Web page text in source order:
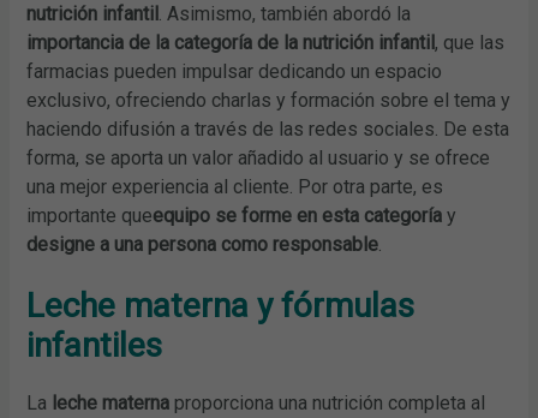
nutrición infantil . Asimismo, también abordó la
importancia de la categoría de la nutrición infantil, que las
farmacias pueden impulsar dedicando un espacio
exclusivo, ofreciendo charlas y formación sobre el tema y
haciendo difusión a través de las redes sociales. De esta
forma, se aporta un valor añadido al usuario y se ofrece
una mejor experiencia al cliente. Por otra parte, es
importante queequipo se forme en esta categoría y
designe a una persona como responsable
Leche materna y fórmulas
infantiles
La leche materna proporciona una nutrición completa al